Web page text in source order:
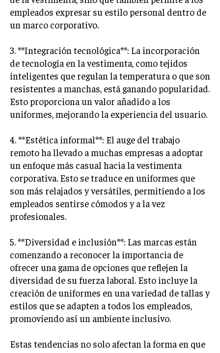
empleados expresar su estilo personal dentro de
un marco corporativo.
3. **Integración tecnológica**: La incorporación
de tecnología en la vestimenta, como tejidos
inteligentes que regulan la temperatura o que son
resistentes a manchas, está ganando popularidad.
Esto proporciona un valor añadido a los
uniformes, mejorando la experiencia del usuario.
4. **Estética informal**: El auge del trabajo
remoto ha llevado a muchas empresas a adoptar
un enfoque más casual hacia la vestimenta
corporativa. Esto se traduce en uniformes que
son más relajados y versátiles, permitiendo a los
empleados sentirse cómodos y a la vez
profesionales.
5. **Diversidad e inclusión**: Las marcas están
comenzando a reconocer la importancia de
ofrecer una gama de opciones que reflejen la
diversidad de su fuerza laboral. Esto incluye la
creación de uniformes en una variedad de tallas y
estilos que se adapten a todos los empleados,
promoviendo así un ambiente inclusivo.
Estas tendencias no solo afectan la forma en que